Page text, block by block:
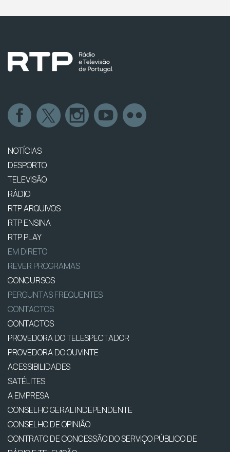
NOTÍCIAS
DESPORTO
TELEVISÃO
RÁDIO
RTP ARQUIVOS
RTP ENSINA
RTP PLAY
EM DIRETO
REVER PROGRAMAS
CONCURSOS
PERGUNTAS FREQUENTES
CONTACTOS
CONTACTOS
PROVEDORA DO TELESPECTADOR
PROVEDORA DO OUVINTE
ACESSIBILIDADES
SATÉLITES
A EMPRESA
CONSELHO GERAL INDEPENDENTE
CONSELHO DE OPINIÃO
CONTRATO DE CONCESSÃO DO SERVIÇO PÚBLICO DE